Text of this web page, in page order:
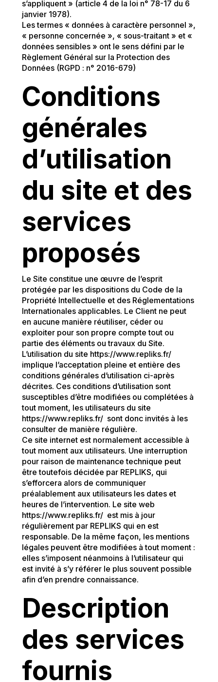
s’appliquent » (article 4 de la loi n° 78-17 du 6
janvier 1978).
Les termes « données à caractère personnel »,
« personne concernée », « sous-traitant » et «
données sensibles » ont le sens défini par le
Règlement Général sur la Protection des
Données (RGPD : n° 2016-679)
Conditions
générales
d’utilisation
du site et des
services
proposés
Le Site constitue une œuvre de l’esprit
protégée par les dispositions du Code de la
Propriété Intellectuelle et des Réglementations
Internationales applicables. Le Client ne peut
en aucune manière réutiliser, céder ou
exploiter pour son propre compte tout ou
partie des éléments ou travaux du Site.
L’utilisation du site https://www.repliks.fr/
implique l’acceptation pleine et entière des
conditions générales d’utilisation ci-après
décrites. Ces conditions d’utilisation sont
susceptibles d’être modifiées ou complétées à
tout moment, les utilisateurs du site
https://www.repliks.fr/ sont donc invités à les
consulter de manière régulière.
Ce site internet est normalement accessible à
tout moment aux utilisateurs. Une interruption
pour raison de maintenance technique peut
être toutefois décidée par REPLIKS, qui
s’efforcera alors de communiquer
préalablement aux utilisateurs les dates et
heures de l’intervention. Le site web
https://www.repliks.fr/est mis à jour
régulièrement par REPLIKS qui en est
responsable. De la même façon, les mentions
légales peuvent être modifiées à tout moment :
elles s’imposent néanmoins à l’utilisateur qui
est invité à s’y référer le plus souvent possible
afin d’en prendre connaissance.
Description
des services
fournis